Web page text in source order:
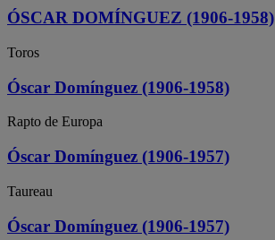
ÓSCAR DOMÍNGUEZ (1906-1958)
Toros
Óscar Domínguez (1906-1958)
Rapto de Europa
Óscar Domínguez (1906-1957)
Taureau
Óscar Domínguez (1906-1957)